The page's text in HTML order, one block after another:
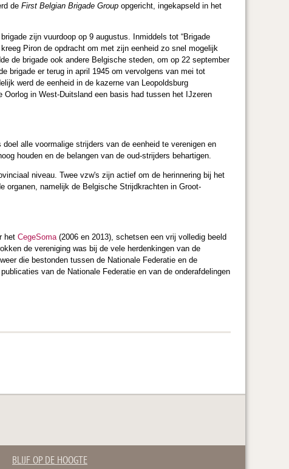
de First Belgian Brigade Group opgericht, ingekapseld in het
zijn vuurdoop op 9 augustus. Inmiddels tot “Brigade
Piron de opdracht om met zijn eenheid zo snel mogelijk
de brigade ook andere Belgische steden, om op 22 september
brigade er terug in april 1945 om vervolgens van mei tot
werd de eenheid in de kazerne van Leopoldsburg
in West-Duitsland een basis had tussen het IJzeren
alle voormalige strijders van de eenheid te verenigen en
houden en de belangen van de oud-strijders behartigen.
niveau. Twee vzw's zijn actief om de herinnering bij het
organen, namelijk de Belgische Strijdkrachten in Groot-
het CegeSoma (2006 en 2013), schetsen een vrij volledig beeld
de vereniging was bij de vele herdenkingen van de
die bestonden tussen de Nationale Federatie en de
van de Nationale Federatie en van de onderafdelingen
BLIJF OP DE HOOGTE